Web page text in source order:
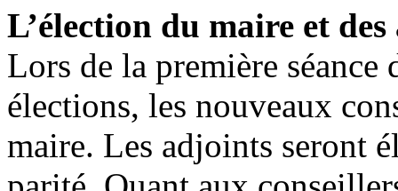
L’élection du maire et
Lors de la première
élections, les nouveaux
maire. Les adjoints seront